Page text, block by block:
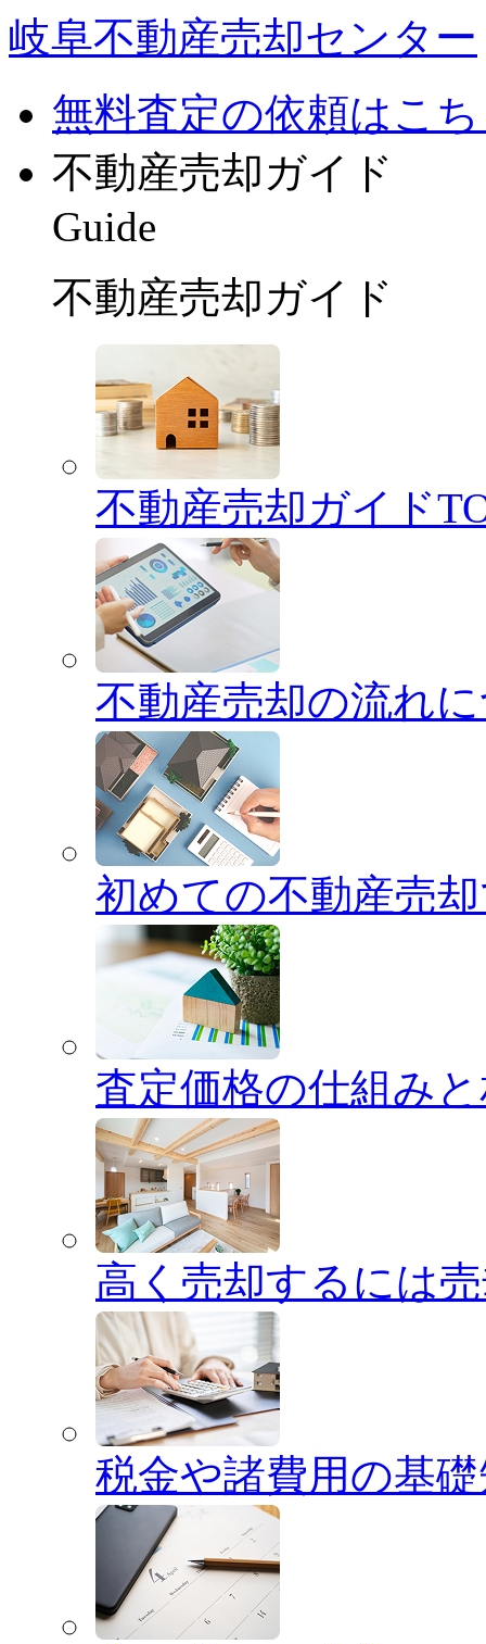
岐阜不動産売却センター
無料査定の依頼はこ
不動産売却ガイド
Guide
不動産売却ガイド
不動産売却ガイド
不動産売却の流れ
初めての不動産売
査定価格の仕組み
高く売却するには
税金や諸費用の基